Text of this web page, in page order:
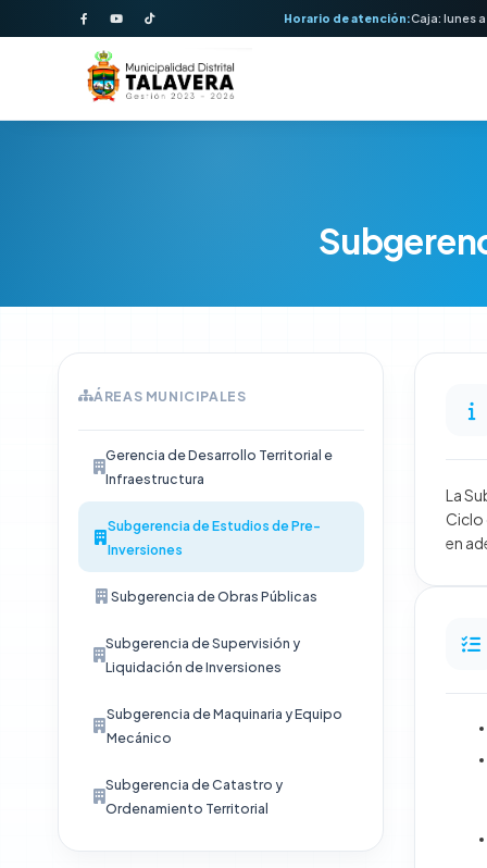
Horario de atención:Caja: lunes
ÁREAS MUNICIPALES
Gerencia de Desarrollo Territorial e
Infraestructura
Subgerencia de Estudios de Pre-
Inversiones
Subgerencia de Obras Públicas
Subgerencia de Supervisión y
Liquidación de Inversiones
Subgerencia de Maquinaria y Equipo
Mecánico
Subgerencia de Catastro y
Ordenamiento Territorial
La
Ciclo
en